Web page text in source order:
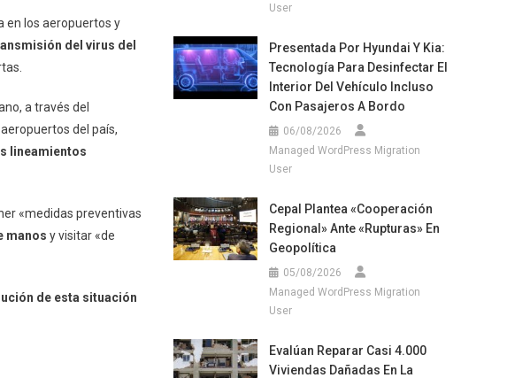
en los aeropuertos y
del virus del
a través del
del país,
lineamientos
«medidas preventivas
manos y visitar «de
de esta situación
User
Presentada Por Hyundai Y Kia:
Tecnología Para Desinfectar El
Interior Del Vehículo Incluso
Con Pasajeros A Bordo
06/08/2026
Managed WordPress Migration
User
Cepal Plantea «cooperación
Regional» Ante «rupturas» En
Geopolítica
05/08/2026
Managed WordPress Migration
User
Evalúan Reparar Casi 4.000
Viviendas Dañadas En La